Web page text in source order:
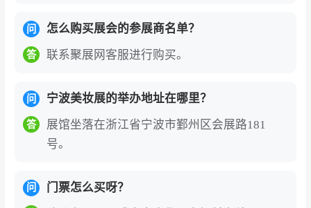
问 怎么购买展会的参展商名单？
答 联系聚展网客服进行购买。
问 宁波美妆展的举办地址在哪里？
答
展馆坐落在浙江省宁波市鄞州区会展路181
号。
问 门票怎么买呀？